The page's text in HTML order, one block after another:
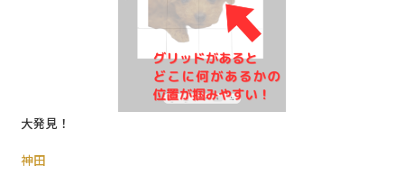
大発見！
神田